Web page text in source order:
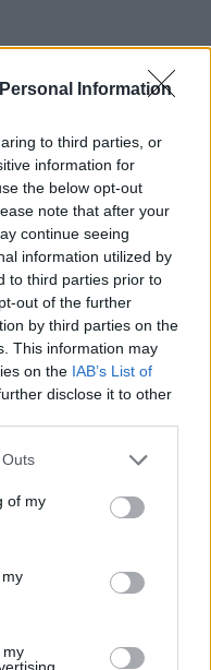
Information
to third parties, or
information for
the below opt-out
note that after your
continue seeing
information utilized by
to third parties prior to
out of the further
by third parties on the
This information may
on the IAB’s List of
disclose it to other
one or more Google
You may click to
its third-party tags to
in below Google
of my
my
Sarà
a mantenere
allo stesso
e audaci
è ricca di
non sarà mai
questo viaggio